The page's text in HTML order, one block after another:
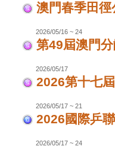
澳門春季田徑
2026/05/16 ~ 24
第49屆澳門
2026/05/17
2026第十七
2026/05/17 ~ 21
2026國際乒
2026/05/17 ~ 24